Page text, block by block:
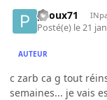
piloux71
Posté(e) le 21
AUTEUR
c zarb ca g tout
semaines... je vais